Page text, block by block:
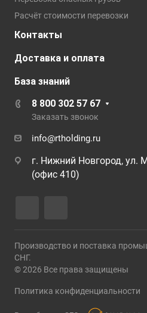
Расчёт стоимости перевозки
Контакты
Доставка и оплата
База знаний
8 800 302 57 67
Заказать звонок
info@rtholding.ru
г. Нижний Новгород, ул.
(офис 410)
Производство и поставка
СНГ.
© 2026 Все права защищены
Политика конфиденциальности